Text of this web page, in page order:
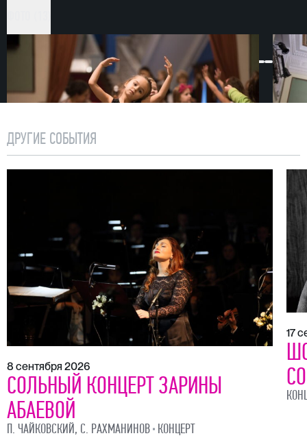
одной встречи — 1 час, так что юная публика
не успевает заскучать. Для удобства
и безопасности детей паркет в фойе театра
на время застилается большим ковром.
один-два раза в месяц. Билеты продаются в кассе
Проект «Музыка малышам» берет начало в сезоне
Внимание! Один билет приобретается на родителя
и ребенка до 3 лет. На детей старше 3 лет
приобретаются отдельные билеты.
ДРУГИЕ СОБЫТИЯ
8 сентября 2026
СОЛЬНЫЙ КОНЦЕРТ ЗАРИНЫ
АБАЕВОЙ
П. ЧАЙКОВСКИЙ, С. РАХМАНИНОВ КОНЦЕРТ
17